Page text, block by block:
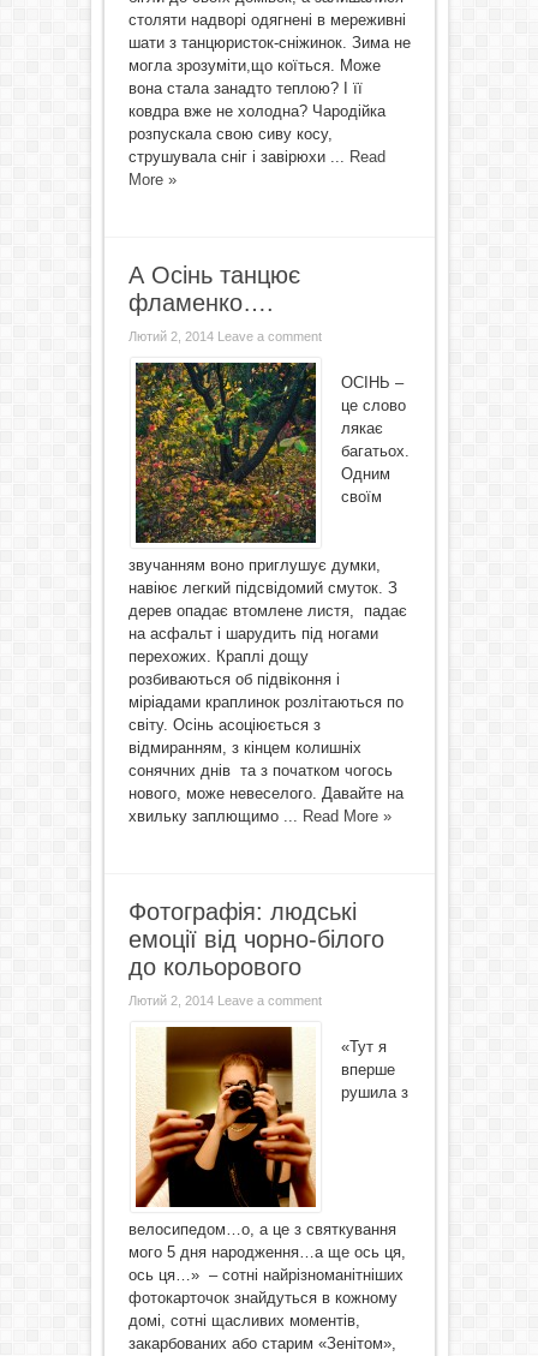
столяти надворі одягнені в мереживні
шати з танцюристок-сніжинок. Зима не
могла зрозуміти,що коїться. Може
вона стала занадто теплою? І її
ковдра вже не холодна? Чародійка
розпускала свою сиву косу,
струшувала сніг і завірюхи ... Read
More »
А Осінь танцює
фламенко….
Лютий 2, 2014 Leave a comment
ОСІНЬ –
це слово
лякає
багатьох.
Одним
своїм
звучанням воно приглушує думки,
навіює легкий підсвідомий смуток. З
дерев опадає втомлене листя, падає
на асфальт і шарудить під ногами
перехожих. Краплі дощу
розбиваються об підвіконня і
міріадами краплинок розлітаються по
світу. Осінь асоціюється з
відмиранням, з кінцем колишніх
сонячних днів та з початком чогось
нового, може невеселого. Давайте на
хвильку заплющимо ... Read More »
Фотографія: людські
емоції від чорно-білого
до кольорового
Лютий 2, 2014 Leave a comment
«Тут я
вперше
рушила з
велосипедом…о, а це з святкування
мого 5 дня народження…а ще ось ця,
ось ця…» – сотні найрізноманітніших
фотокарточок знайдуться в кожному
домі, сотні щасливих моментів,
закарбованих або старим «Зенітом»,